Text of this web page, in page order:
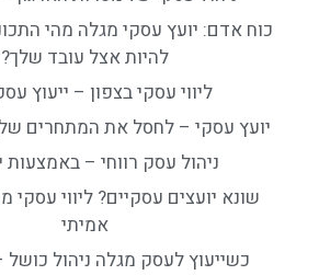
כוח אדם: יועץ עסקי מגלה מהי
להיות אצל עובד שלך?
ליווי עסקי בצפון – ייעוץ
יועץ עסקי – לחסל את המתחרים
ניהול עסק רווחי – באמצעות
שונא יועצים עסקיים? ליווי עסקי
אמיתי
כשייעוץ לעסק מגלה ניהול